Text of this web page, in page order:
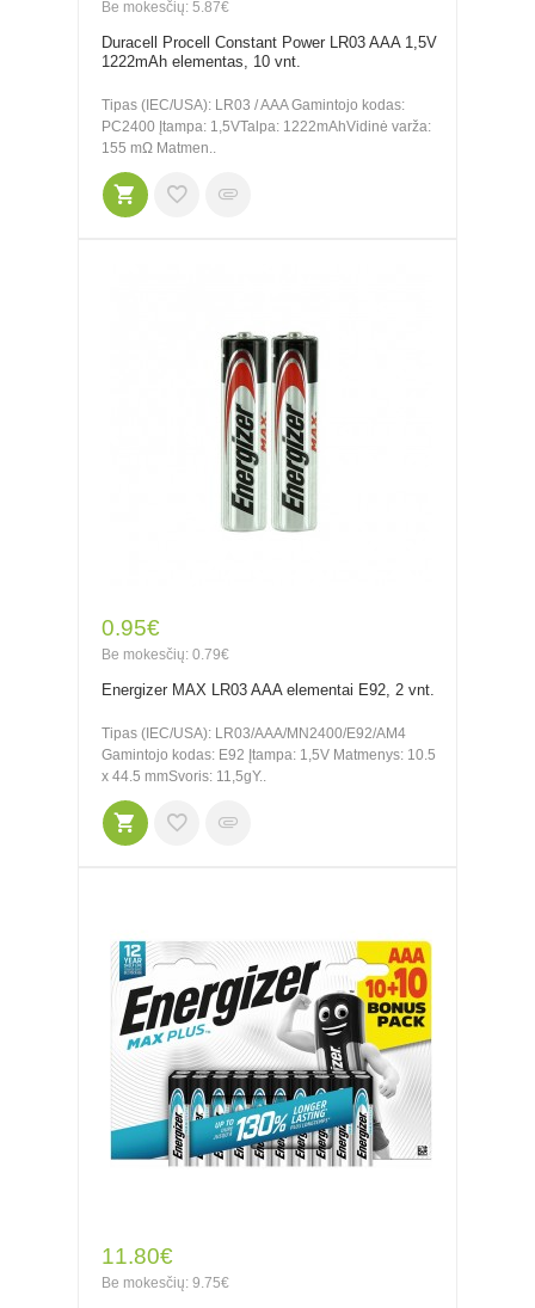
Be mokesčių: 5.87€
Duracell Procell Constant Power LR03 AAA 1,5V
1222mAh elementas, 10 vnt.
Tipas (IEC/USA): LR03 / AAA Gamintojo kodas:
PC2400 Įtampa: 1,5VTalpa: 1222mAhVidinė varža:
155 mΩ Matmen..
0.95€
Be mokesčių: 0.79€
Energizer MAX LR03 AAA elementai E92, 2 vnt.
Tipas (IEC/USA): LR03/AAA/MN2400/E92/AM4
Gamintojo kodas: E92 Įtampa: 1,5V Matmenys: 10.5
x 44.5 mmSvoris: 11,5gY..
11.80€
Be mokesčių: 9.75€